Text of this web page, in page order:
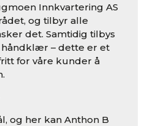
Innkvartering AS
og tilbyr alle
det. Samtidig tilbys
– dette er et
for våre kunder å
og her kan Anthon B